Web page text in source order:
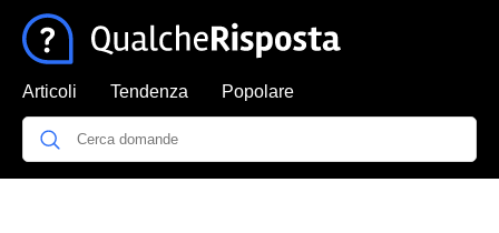
Articoli Tendenza Popolare